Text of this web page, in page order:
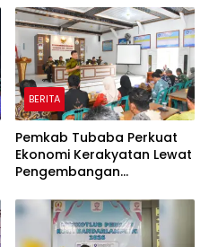
BERITA
Pemkab Tubaba Perkuat
Ekonomi Kerakyatan Lewat
Pengembangan
Penyaluran KUR